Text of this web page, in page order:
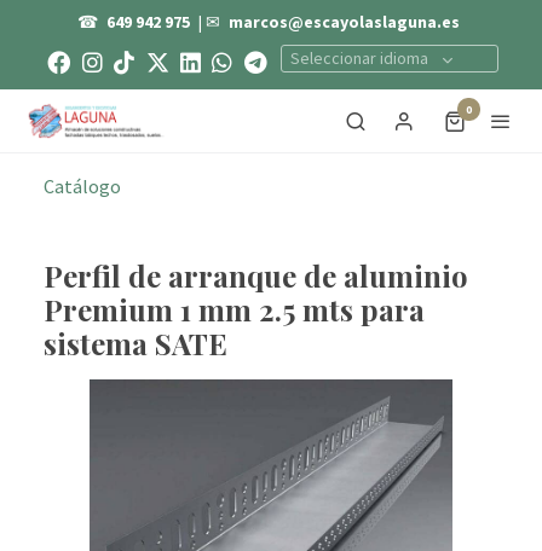
☎ 649 942 975 | ✉ marcos@escayolaslaguna.es
Seleccionar idioma
0
Catálogo
Perfil de arranque de aluminio
Premium 1 mm 2.5 mts para
sistema SATE